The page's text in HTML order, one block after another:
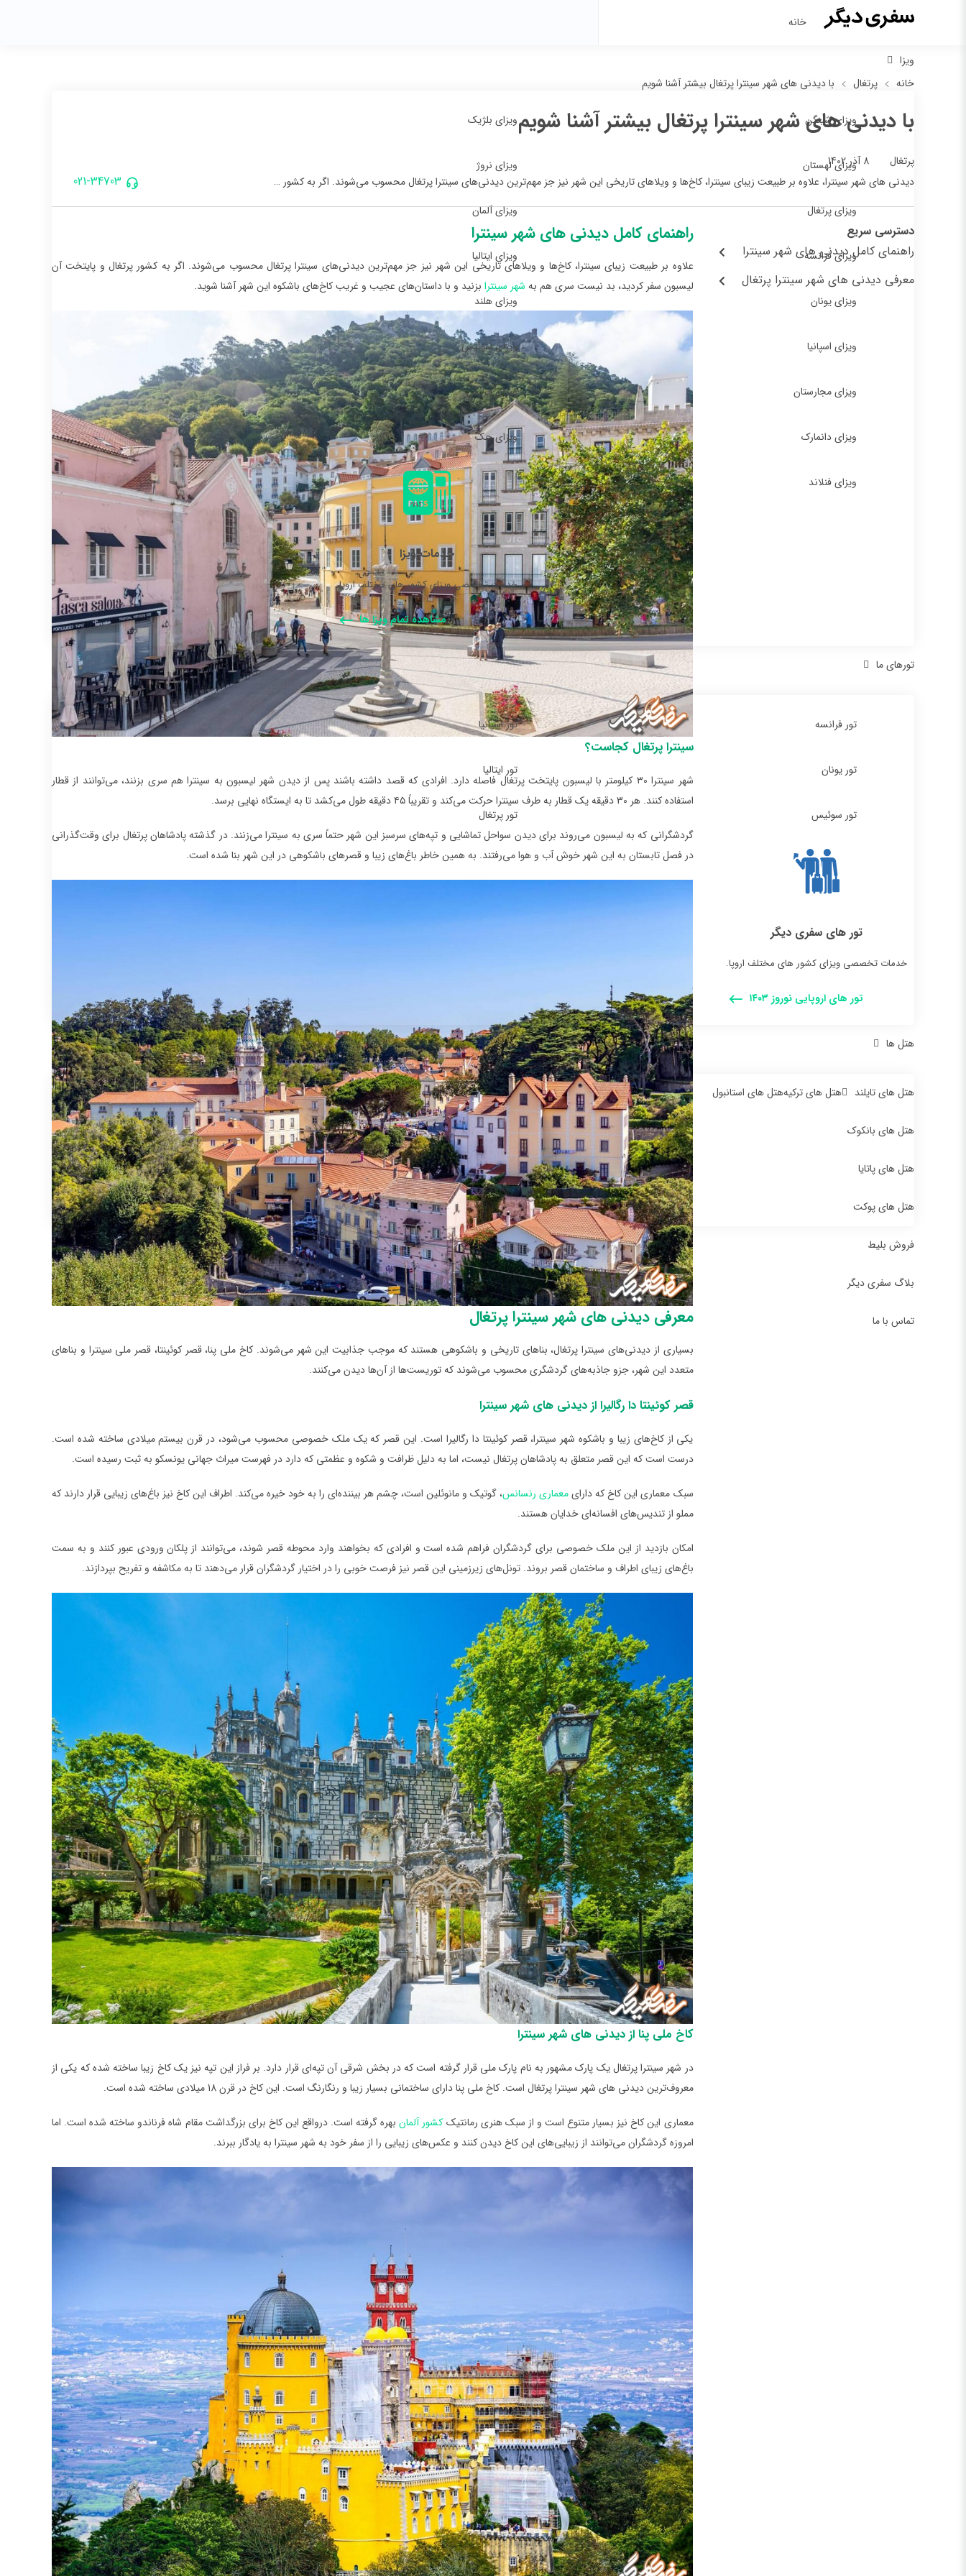
خانه
ویزا
ویزای شینگن ویزای بلژیک
ویزای لهستان ویزای نروژ
ویزای پرتغال ویزای آلمان
ویزای فرانسه ویزای ایتالیا
ویزای یونان ویزای هلند
ویزای اسپانیا ویزای سوئیس
ویزای مجارستان ویزای اتریش
ویزای دانمارک ویزای چک
ویزای فنلاند
خدمات ویزا
خدمات تخصصی ویزای کشور های مختلف اروپا.
مشاهده تمام ویزا ها
تورهای ما
تور فرانسه تور اسپانیا
تور یونان تور ایتالیا
تور سوئیس تور پرتغال
تور های سفری دیگر
خدمات تخصصی ویزای کشور های مختلف اروپا.
تور های اروپایی نوروز ۱۴۰۳
هتل ها
هتل های تایلند
هتل های بانکوک
هتل های پاتایا
هتل های پوکت
هتل های ترکیههتل های استانبول
فروش بلیط
بلاگ سفری دیگر
تماس با ما
خانه پرتغال با دیدنی‌ های شهر سینترا پرتغال بیشتر آشنا شویم
با دیدنی‌ های شهر سینترا پرتغال بیشتر آشنا شویم
پرتغال 8 آذر 1402
021-34703 دیدنی‌ های شهر سینترا، علاوه بر طبیعت زیبای سینترا، کاخ‌ها و ویلاهای تاریخی این شهر نیز جز مهم‌ترین دیدنی‌‌های سینترا پرتغال محسوب می‌شوند. اگر به کشور …
دسترسی سریع
راهنمای کامل دیدنی‌ های شهر سینترا
معرفی دیدنی‌ های شهر سینترا پرتغال
راهنمای کامل دیدنی‌ های شهر سینترا
علاوه بر طبیعت زیبای سینترا، کاخ‌ها و ویلاهای تاریخی این شهر نیز جز مهم‌ترین دیدنی‌‌های سینترا پرتغال محسوب می‌شوند. اگر به کشور پرتغال و پایتخت آن
لیسبون سفر کردید، بد نیست سری هم به شهر سینترا بزنید و با داستان‌های عجیب و غریب کاخ‌های باشکوه این شهر آشنا شوید.
سینترا پرتغال کجاست؟
شهر سینترا ۳۰ کیلومتر با لیسبون پایتخت پرتغال فاصله دارد. افرادی که قصد داشته باشند پس از دیدن شهر لیسبون به سینترا هم سری بزنند، می‌توانند از قطار
استفاده کنند. هر 30 دقیقه یک قطار به طرف سینترا حرکت می‌کند و تقریباً ۴۵ دقیقه طول می‌کشد تا به ایستگاه نهایی برسد.
گردشگرانی که به لیسبون می‌روند برای دیدن سواحل تماشایی و تپه‌های سرسبز این شهر حتماً سری به سینترا می‌زنند. در گذشته پادشاهان پرتغال برای وقت‌گذرانی
در فصل تابستان به این شهر خوش آب و هوا می‌رفتند. به همین خاطر باغ‌های زیبا و قصرهای باشکوهی در این شهر بنا شده است.
معرفی دیدنی‌ های شهر سینترا پرتغال
بسیاری از دیدنی‌‌های سینترا پرتغال، بناهای تاریخی و باشکوهی هستند که موجب جذابیت این شهر می‌شوند. کاخ ملی پنا، قصر کوئینتا، قصر ملی سینترا و بنا‌های
متعدد این شهر، جزو جاذبه‌های گردشگری محسوب می‌شوند که توریست‌ها از آن‌ها دیدن می‌کنند.
قصر کوئینتا دا رگالیرا از دیدنی‌ های شهر سینترا
یکی از کاخ‌های زیبا و باشکوه شهر سینترا، قصر کوئینتا دا رگالیرا است. این قصر که یک ملک خصوصی محسوب می‌شود، در قرن بیستم میلادی ساخته شده است.
درست است که این قصر متعلق به پادشاهان پرتغال نیست، اما به دلیل ظرافت و شکوه و عظمتی که دارد در فهرست میراث جهانی یونسکو به ثبت رسیده است.
سبک معماری این کاخ که دارایمعماری رنسانس، گوتیک و مانوئلین است، چشم هر بیننده‌ای را به خود خیره می‌کند. اطراف این کاخ نیز باغ‌های زیبایی قرار دارند که
مملو از تندیس‌های افسانه‌ای خدایان هستند.
امکان بازدید از این ملک خصوصی برای گردشگران فراهم شده است و افرادی که بخواهند وارد محوطه قصر شوند، می‌توانند از پلکان ورودی عبور کنند و به سمت
باغ‌های زیبای اطراف و ساختمان قصر بروند. تونل‌های زیرزمینی این قصر نیز فرصت خوبی را در اختیار گردشگران قرار می‌دهند تا به مکاشفه و تفریح بپردازند.
کاخ ملی پنا از دیدنی‌ های شهر سینترا
در شهر سینترا پرتغال یک پارک مشهور به نام پارک ملی قرار گرفته است که در بخش شرقی آن تپه‌ای قرار دارد. بر فراز این تپه نیز یک کاخ زیبا ساخته شده که یکی از
معروف‌ترین دیدنی‌ های شهر سینترا پرتغال است. کاخ ملی پنا دارای ساختمانی بسیار زیبا و رنگارنگ است. این کاخ در قرن 18 میلادی ساخته شده است.
معماری این کاخ نیز بسیار متنوع است و از سبک هنری رمانتیک کشور آلمانبهره گرفته است. درواقع این کاخ برای بزرگداشت مقام شاه فرناندو ساخته شده است. اما
امروزه گردشگران می‌توانند از زیبایی‌های این کاخ دیدن کنند و عکس‌های زیبایی را از سفر خود به شهر سینترا به یادگار ببرند.